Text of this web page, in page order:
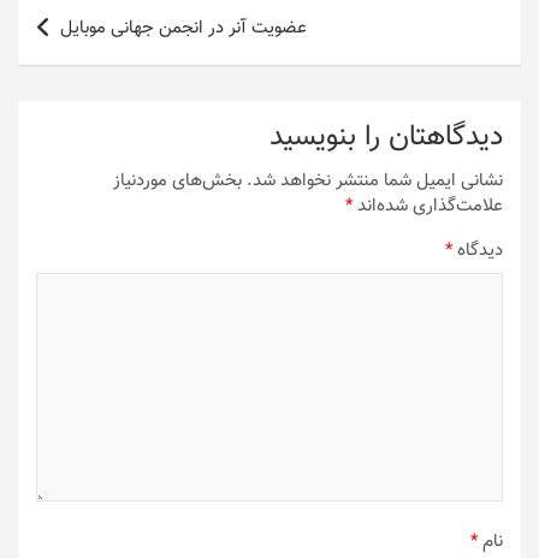
عضویت آنر در انجمن جهانی موبایل
دیدگاهتان را بنویسید
نشانی ایمیل شما منتشر نخواهد شد. بخش‌های موردنیاز
علامت‌گذاری شده‌اند*
دیدگاه*
نام*